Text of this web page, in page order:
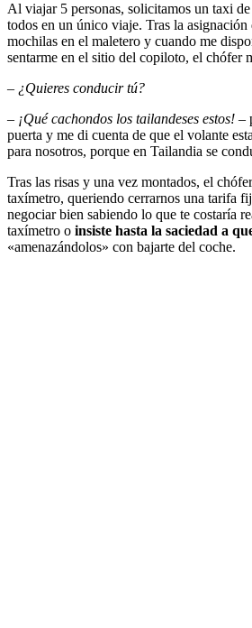
Al viajar 5 personas, solicitamos un taxi
todos en un único viaje. Tras la asignación
mochilas en el maletero y cuando me
sentarme en el sitio del copiloto, el chófer
– ¿Quieres conducir tú?
– ¡Qué cachondos los tailandeses estos! –
puerta y me di cuenta de que el volante
para nosotros, porque en Tailandia se
Tras las risas y una vez montados, el
taxímetro, queriendo cerrarnos una tarifa
negociar bien sabiendo lo que te costaría
taxímetro o insiste hasta la saciedad a
«amenazándolos» con bajarte del coche.